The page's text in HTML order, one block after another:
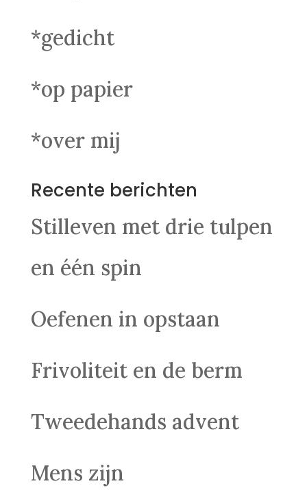
*gedicht
*op papier
*over mij
Recente berichten
Stilleven met drie tulpen
en één spin
Oefenen in opstaan
Frivoliteit en de berm
Tweedehands advent
Mens zijn